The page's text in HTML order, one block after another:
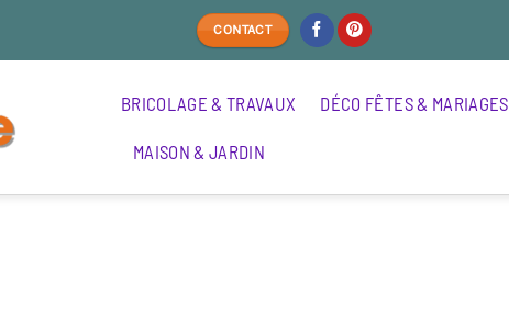
CONTACT
BRICOLAGE & TRAVAUX DÉCO FÊTES & MARIAGES
MAISON & JARDIN